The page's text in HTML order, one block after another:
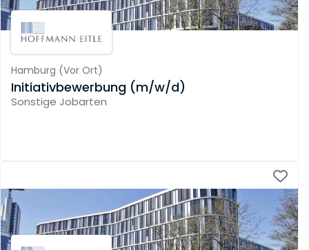
Hamburg (Vor Ort)
Initiativbewerbung (m/w/d)
Sonstige Jobarten